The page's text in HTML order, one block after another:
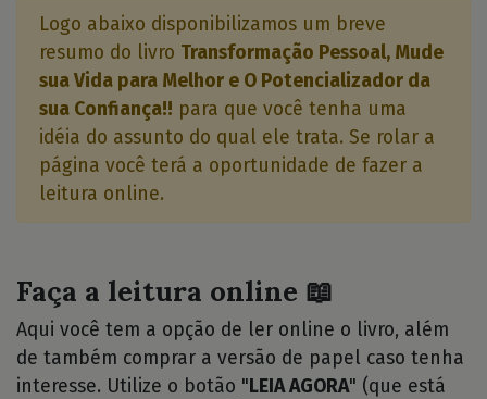
Logo abaixo disponibilizamos um breve
resumo do livro Transformação Pessoal, Mude
sua Vida para Melhor e O Potencializador da
sua Confiança!! para que você tenha uma
idéia do assunto do qual ele trata. Se rolar a
página você terá a oportunidade de fazer a
leitura online.
Faça a leitura online 📖
Aqui você tem a opção de ler online o livro, além
de também comprar a versão de papel caso tenha
interesse. Utilize o botão " LEIA AGORA" (que está